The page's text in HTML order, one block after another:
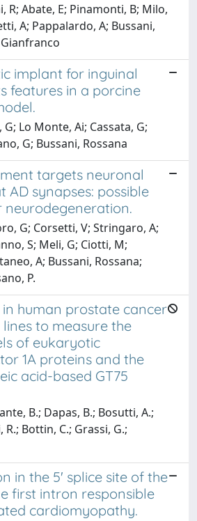
R; Abate, E; Pinamonti, B; Milo,
A; Pappalardo, A; Bussani,
implant for inguinal
features in a porcine
Lo Monte, Ai; Cassata, G;
G; Bussani, Rossana
targets neuronal
AD synapses: possible
neurodegeneration.
G; Corsetti, V; Stringaro, A;
S; Meli, G; Ciotti, M;
A; Bussani, Rossana;
P.
human prostate cancer
to measure the
of eukaryotic
1A proteins and the
acid-based GT75
B.; Dapas, B.; Bosutti, A.;
R.; Bottin, C.; Grassi, G.;
in the 5' splice site of the
first intron responsible
cardiomyopathy.